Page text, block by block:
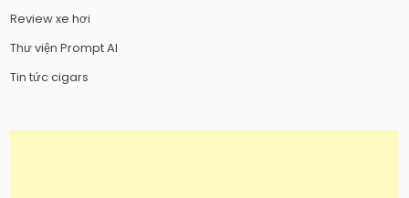
Review xe hơi
Thư viện Prompt AI
Tin tức cigars